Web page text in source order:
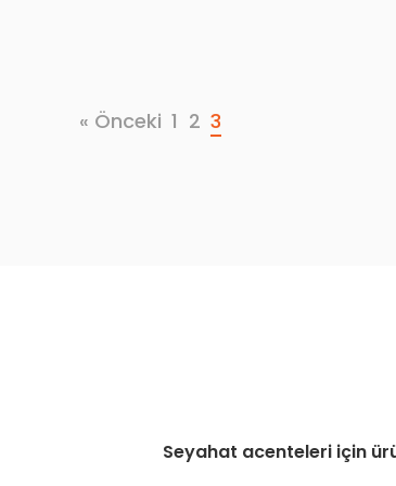
« Önceki 1 2 3
Seyahat acenteleri için